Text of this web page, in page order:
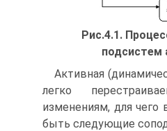
Рис.4.1.
подсистем
Активная
легко
изменениям, для
быть следующие